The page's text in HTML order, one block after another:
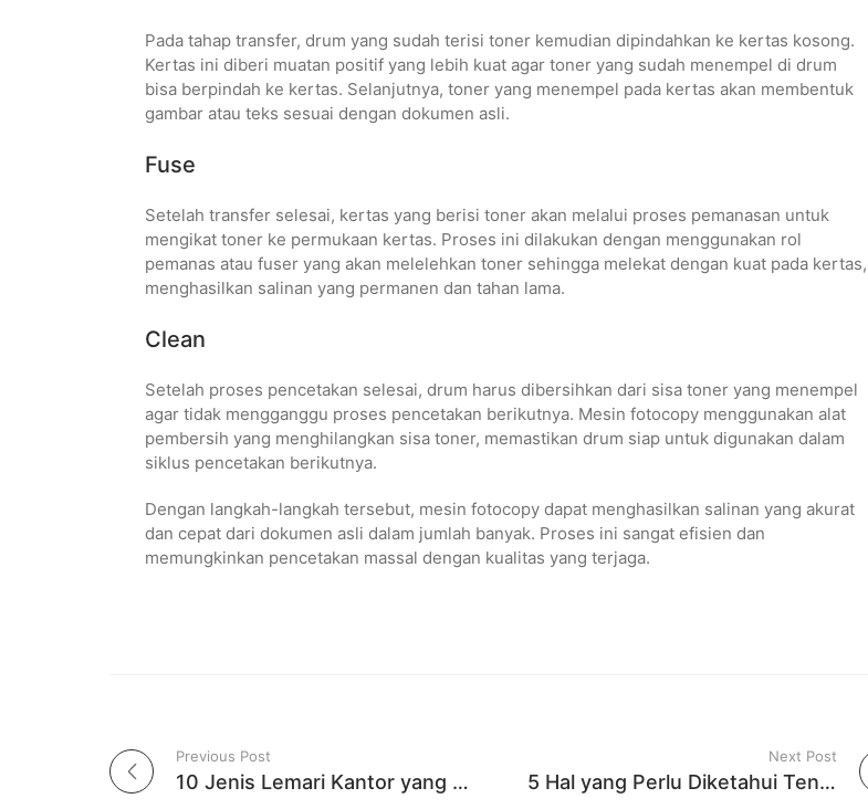
Pada tahap transfer, drum yang sudah terisi toner kemudian dipindahkan ke kertas kosong.
Kertas ini diberi muatan positif yang lebih kuat agar toner yang sudah menempel di drum
bisa berpindah ke kertas. Selanjutnya, toner yang menempel pada kertas akan membentuk
gambar atau teks sesuai dengan dokumen asli.
Fuse
Setelah transfer selesai, kertas yang berisi toner akan melalui proses pemanasan untuk
mengikat toner ke permukaan kertas. Proses ini dilakukan dengan menggunakan rol
pemanas atau fuser yang akan melelehkan toner sehingga melekat dengan kuat pada kertas,
menghasilkan salinan yang permanen dan tahan lama.
Clean
Setelah proses pencetakan selesai, drum harus dibersihkan dari sisa toner yang menempel
agar tidak mengganggu proses pencetakan berikutnya. Mesin fotocopy menggunakan alat
pembersih yang menghilangkan sisa toner, memastikan drum siap untuk digunakan dalam
siklus pencetakan berikutnya.
Dengan langkah-langkah tersebut, mesin fotocopy dapat menghasilkan salinan yang akurat
dan cepat dari dokumen asli dalam jumlah banyak. Proses ini sangat efisien dan
memungkinkan pencetakan massal dengan kualitas yang terjaga.
Post navigation
Previous Post
10 Jenis Lemari Kantor yang Wajib Diketahui
Next Post
5 Hal yang Perlu Diketahui Tentang Filling Cabinet